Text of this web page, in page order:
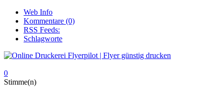
Web Info
Kommentare (0)
RSS Feeds:
Schlagworte
0
Stimme(n)